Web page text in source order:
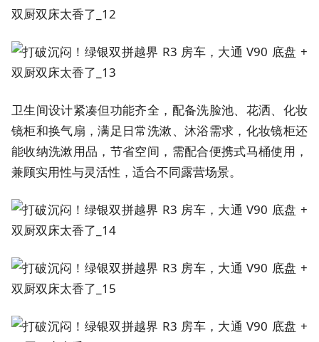
卫生间设计紧凑但功能齐全，配备洗脸池、花洒、化妆
镜柜和换气扇，满足日常洗漱、沐浴需求，化妆镜柜还
能收纳洗漱用品，节省空间，需配合便携式马桶使用，
兼顾实用性与灵活性，适合不同露营场景。